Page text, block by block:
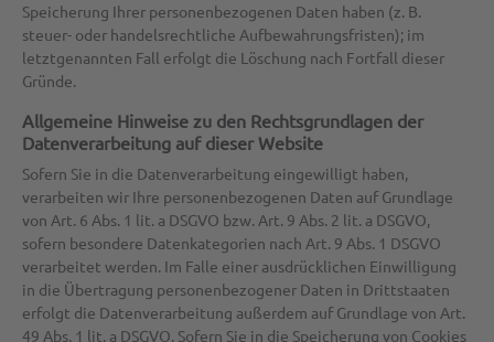
Speicherung Ihrer personenbezogenen Daten haben (z. B.
steuer- oder handelsrechtliche Aufbewahrungsfristen); im
letztgenannten Fall erfolgt die Löschung nach Fortfall dieser
Gründe.
Allgemeine Hinweise zu den Rechtsgrundlagen der
Datenverarbeitung auf dieser Website
Sofern Sie in die Datenverarbeitung eingewilligt haben,
verarbeiten wir Ihre personenbezogenen Daten auf Grundlage
von Art. 6 Abs. 1 lit. a DSGVO bzw. Art. 9 Abs. 2 lit. a DSGVO,
sofern besondere Datenkategorien nach Art. 9 Abs. 1 DSGVO
verarbeitet werden. Im Falle einer ausdrücklichen Einwilligung
in die Übertragung personenbezogener Daten in Drittstaaten
erfolgt die Datenverarbeitung außerdem auf Grundlage von Art.
49 Abs. 1 lit. a DSGVO. Sofern Sie in die Speicherung von Cookies